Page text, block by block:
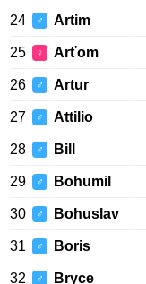
24 ♂ Artim
25 ♀ Arťom
26 ♂ Artur
27 ♂ Attilio
28 ♂ Bill
29 ♂ Bohumil
30 ♂ Bohuslav
31 ♂ Boris
32 ♂ Bryce